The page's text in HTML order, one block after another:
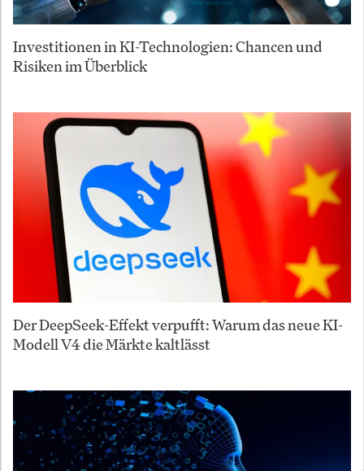
Investitionen in KI-Technologien: Chancen und
Risiken im Überblick
Der DeepSeek-Effekt verpufft: Warum das neue KI-
Modell V4 die Märkte kaltlässt